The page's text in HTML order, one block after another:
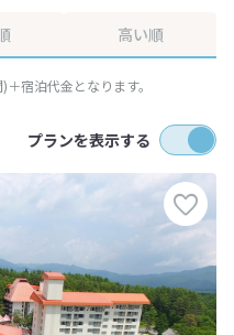
高い順
宿泊代金となります。
プランを表示する